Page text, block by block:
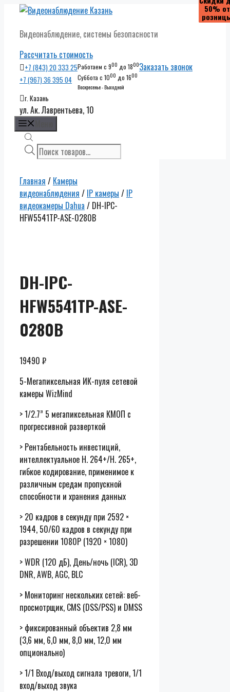
Перейти
содержимому
Видеонаблюдение, системы безопасности
Рассчитать стоимость
+7 (843) 20 333 25
+7 (967) 36 395 04
Работаем с 900 до 1800
Суббота с 1000 до 1600
Воскресенье - Выходной
Заказать звонок
г. Казань
ул. Ак. Лаврентьева, 10
Поиск
товаров
Главная / Камеры
видеонаблюдения / IP камеры / IP
видеокамеры Dahua / DH-IPC-
HFW5541TP-ASE-0280B
DH-IPC-
HFW5541TP-ASE-
0280B
19490 ₽
5-Мегапиксельная ИК-пуля сетевой
камеры WizMind
> 1/2.7” 5 мегапиксельная КМОП с
прогрессивной разверткой
> Рентабельность инвестиций,
интеллектуальное H. 264+/H. 265+,
гибкое кодирование, применимое к
различным средам пропускной
способности и хранения данных
> 20 кадров в секунду при 2592 ×
1944, 50/60 кадров в секунду при
разрешении 1080P (1920 × 1080)
> WDR (120 дБ), День/ночь (ICR), 3D
DNR, AWB, AGC, BLC
> Мониторинг нескольких сетей: веб-
просмотрщик, CMS (DSS/PSS) и DMSS
> фиксированный объектив 2,8 мм
(3,6 мм, 6,0 мм, 8,0 мм, 12,0 мм
опционально)
> 1/1 Вход/выход сигнала тревоги, 1/1
вход/выход звука
50% от
50% от
50% от
50% от